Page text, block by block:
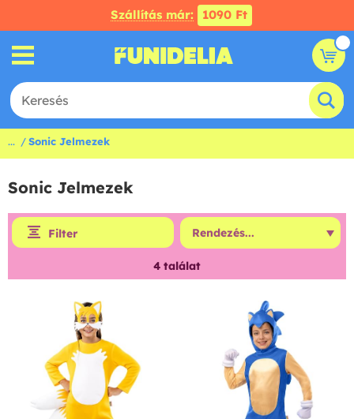
Szállítás már: 1090 Ft
... Sonic Jelmezek
Sonic Jelmezek
Filter
4 találat